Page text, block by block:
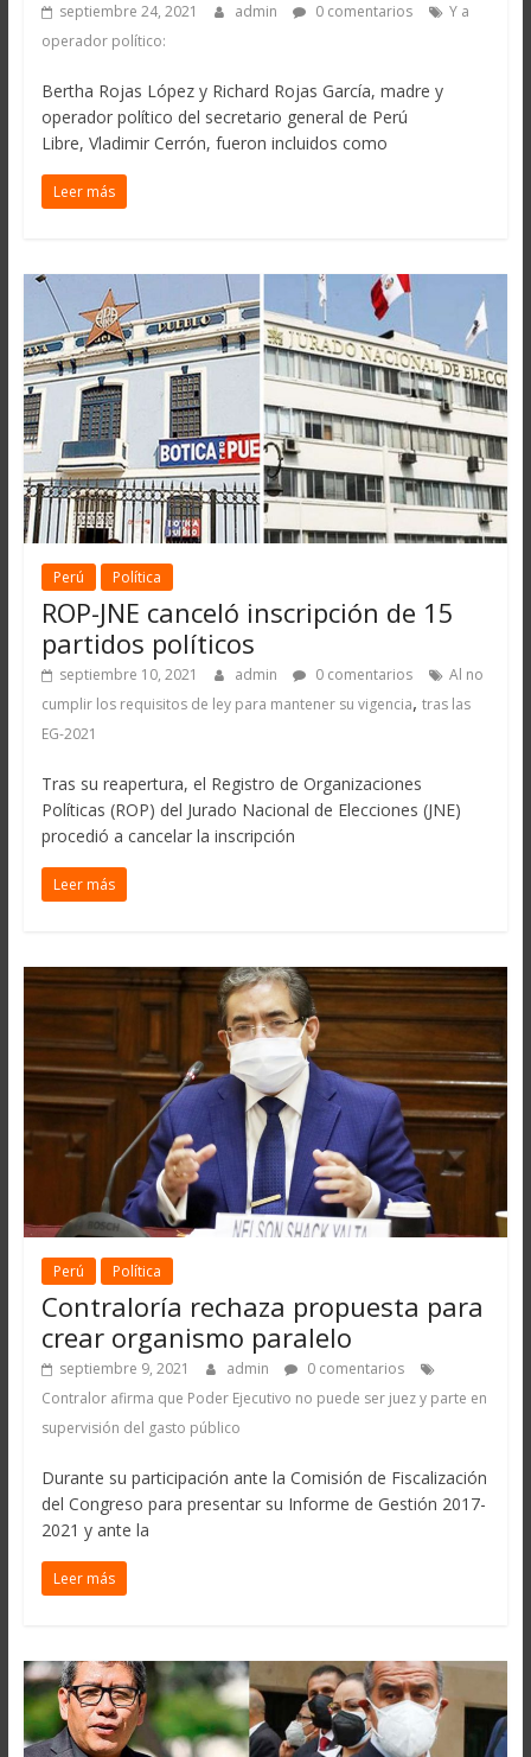
septiembre 24, 2021 admin 0 comentarios
Y a
operador político:
Bertha Rojas López y Richard Rojas García, madre y
operador político del secretario general de Perú
Libre, Vladimir Cerrón, fueron incluidos como
Leer más
Perú Política
ROP-JNE canceló inscripción de 15
partidos políticos
septiembre 10, 2021 admin 0 comentarios
Al no
cumplir los requisitos de ley para mantener su vigencia, tras las
EG-2021
Tras su reapertura, el Registro de Organizaciones
Políticas (ROP) del Jurado Nacional de Elecciones (JNE)
procedió a cancelar la inscripción
Leer más
Perú Política
Contraloría rechaza propuesta para
crear organismo paralelo
septiembre 9, 2021 admin
0 comentarios
Contralor afirma que Poder Ejecutivo no puede ser juez y parte en
supervisión del gasto público
Durante su participación ante la Comisión de Fiscalización
del Congreso para presentar su Informe de Gestión 2017-
2021 y ante la
Leer más